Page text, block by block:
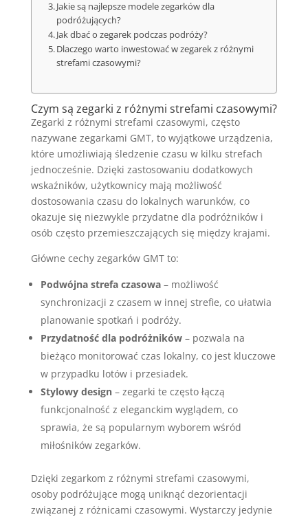
Jakie są najlepsze modele zegarków dla
podróżujących?
Jak dbać o zegarek podczas podróży?
Dlaczego warto inwestować w zegarek z różnymi
strefami czasowymi?
Czym są zegarki z różnymi strefami czasowymi?
Zegarki z różnymi strefami czasowymi, często
nazywane zegarkami GMT, to wyjątkowe urządzenia,
które umożliwiają śledzenie czasu w kilku strefach
jednocześnie. Dzięki zastosowaniu dodatkowych
wskaźników, użytkownicy mają możliwość
dostosowania czasu do lokalnych warunków, co
okazuje się niezwykle przydatne dla podróżników i
osób często przemieszczających się między krajami.
Główne cechy zegarków GMT to:
Podwójna strefa czasowa– możliwość
synchronizacji z czasem w innej strefie, co ułatwia
planowanie spotkań i podróży.
Przydatność dla podróżników– pozwala na
bieżąco monitorować czas lokalny, co jest kluczowe
w przypadku lotów i przesiadek.
Stylowy design– zegarki te często łączą
funkcjonalność z eleganckim wyglądem, co
sprawia, że są popularnym wyborem wśród
miłośników zegarków.
Dzięki zegarkom z różnymi strefami czasowymi,
osoby podróżujące mogą uniknąć dezorientacji
związanej z różnicami czasowymi. Wystarczy jedynie